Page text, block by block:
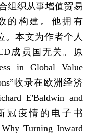
组织从事增值贸易
的构建。他拥有
。本文为作者个人
成员国无关。原
in Global Value
收录在欧洲经济
E'Baldwin and
冠疫情的电子书
Turning Inward